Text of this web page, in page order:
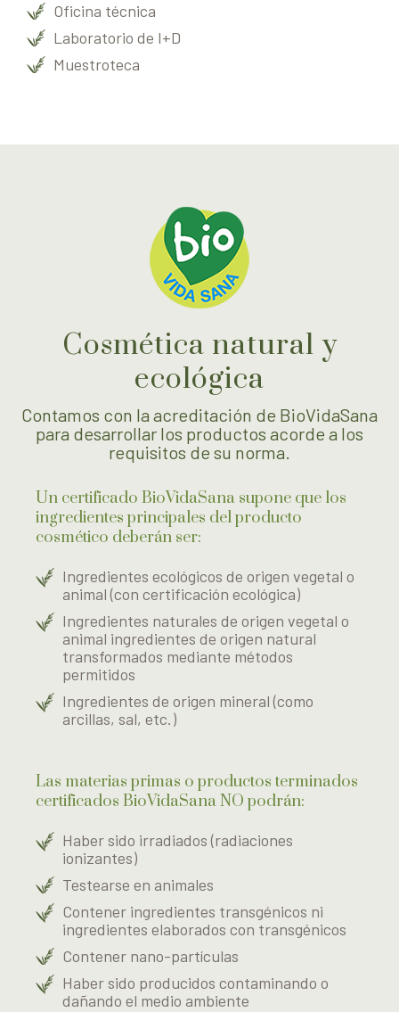
Oficina técnica
Laboratorio de I+D
Muestroteca
Cosmética natural y
ecológica
Contamos con la acreditación de BioVidaSana
para desarrollar los productos acorde a los
requisitos de su norma.
Un certificado BioVidaSana supone que los
ingredientes principales del producto
cosmético deberán ser:
Ingredientes ecológicos de origen vegetal o
animal (con certificación ecológica)
Ingredientes naturales de origen vegetal o
animal ingredientes de origen natural
transformados mediante métodos
permitidos
Ingredientes de origen mineral (como
arcillas, sal, etc.)
Las materias primas o productos terminados
certificados BioVidaSana NO podrán:
Haber sido irradiados (radiaciones
ionizantes)
Testearse en animales
Contener ingredientes transgénicos ni
ingredientes elaborados con transgénicos
Contener nano-partículas
Haber sido producidos contaminando o
dañando el medio ambiente